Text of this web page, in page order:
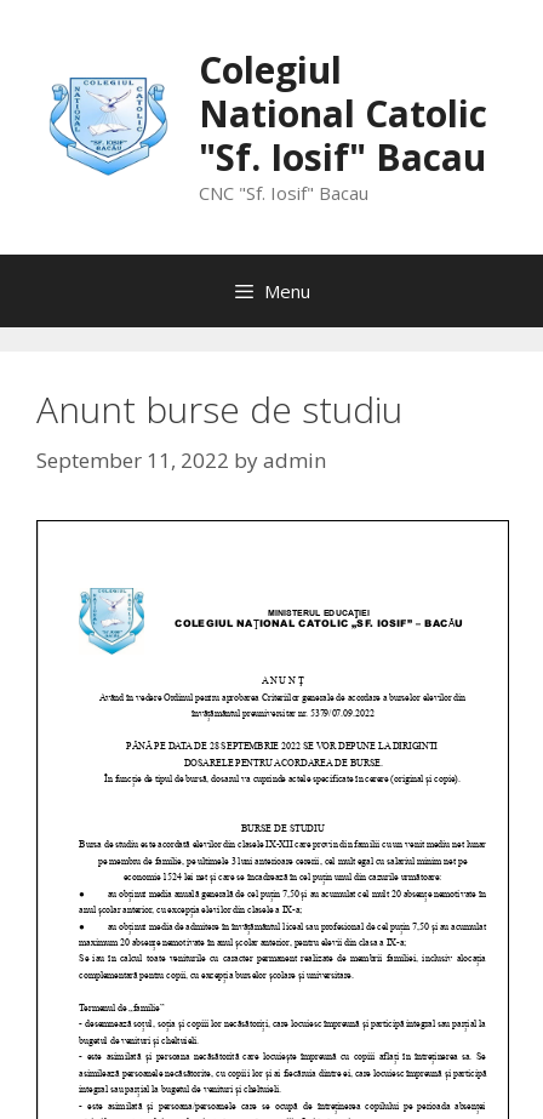
content
Colegiul
National Catolic
"Sf. Iosif" Bacau
CNC "Sf. Iosif" Bacau
Menu
Anunt burse de studiu
September 11, 2022 byadmin